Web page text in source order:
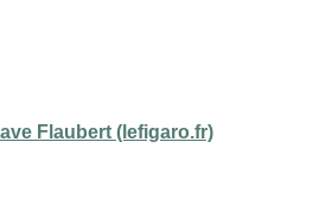
Flaubert (lefigaro.fr)